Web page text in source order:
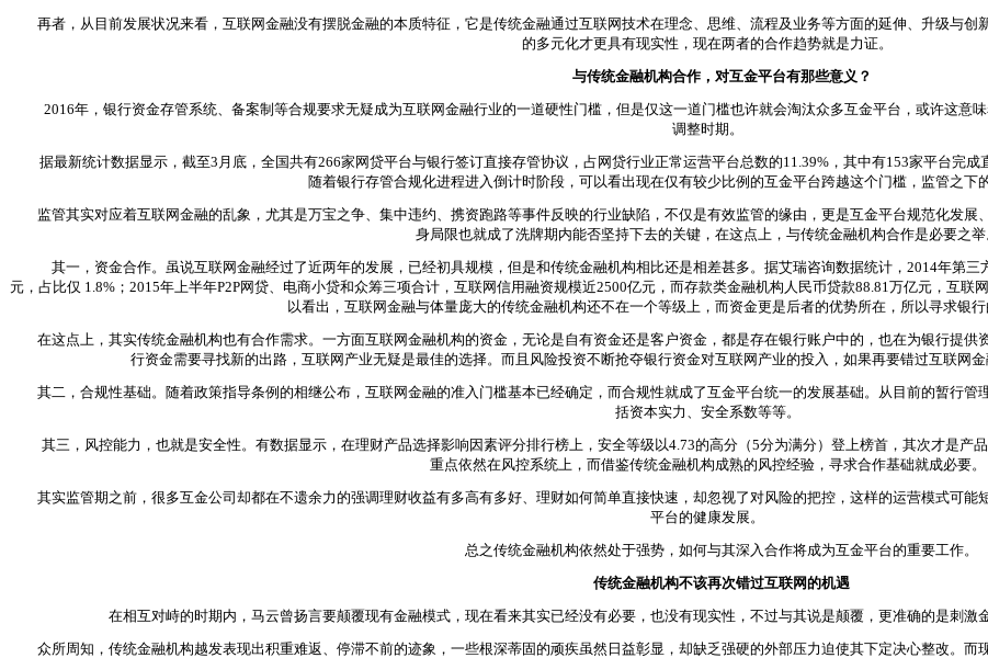
再者，从目前发展状况来看，互联网金融没有摆脱金融的本质特征，它是传统金融通过互联网技术在理念、思维、流程及业务等方面的延伸、升级与创
的多元化才更具有现实性，现在两者的合作趋势就是力证。
与传统金融机构合作，对互金平台有那些意义？
2016年，银行资金存管系统、备案制等合规要求无疑成为互联网金融行业的一道硬性门槛，但是仅这一道门槛也许就会淘汰众多互金平台，或许这意
调整时期。
据最新统计数据显示，截至3月底，全国共有266家网贷平台与银行签订直接存管协议，占网贷行业正常运营平台总数的11.39%，其中有153家平台完成
随着银行存管合规化进程进入倒计时阶段，可以看出现在仅有较少比例的互金平台跨越这个门槛，监管之下
监管其实对应着互联网金融的乱象，尤其是万宝之争、集中违约、携资跑路等事件反映的行业缺陷，不仅是有效监管的缘由，更是互金平台规范化发展
身局限也就成了洗牌期内能否坚持下去的关键，在这点上，与传统金融机构合作是必要之举
其一，资金合作。虽说互联网金融经过了近两年的发展，已经初具规模，但是和传统金融机构相比还是相差甚多。据艾瑞咨询数据统计，2014年第三
元，占比仅 1.8%；2015年上半年P2P网贷、电商小贷和众筹三项合计，互联网信用融资规模近2500亿元，而存款类金融机构人民币贷款88.81万亿元，互
以看出，互联网金融与体量庞大的传统金融机构还不在一个等级上，而资金更是后者的优势所在，所以寻求银行
在这点上，其实传统金融机构也有合作需求。一方面互联网金融机构的资金，无论是自有资金还是客户资金，都是存在银行账户中的，也在为银行提供
行资金需要寻找新的出路，互联网产业无疑是最佳的选择。而且风险投资不断抢夺银行资金对互联网产业的投入，如果再要错过互联网
其二，合规性基础。随着政策指导条例的相继公布，互联网金融的准入门槛基本已经确定，而合规性就成了互金平台统一的发展基础。从目前的暂行管
括资本实力、安全系数等等。
其三，风控能力，也就是安全性。有数据显示，在理财产品选择影响因素评分排行榜上，安全等级以4.73的高分（5分为满分）登上榜首，其次才是产
重点依然在风控系统上，而借鉴传统金融机构成熟的风控经验，寻求合作基础就成必要。
其实监管期之前，很多互金公司却都在不遗余力的强调理财收益有多高有多好、理财如何简单直接快速，却忽视了对风险的把控，这样的运营模式可能
平台的健康发展。
总之传统金融机构依然处于强势，如何与其深入合作将成为互金平台的重要工作。
传统金融机构不该再次错过互联网的机遇
在相互对峙的时期内，马云曾扬言要颠覆现有金融模式，现在看来其实已经没有必要，也没有现实性，不过与其说是颠覆，更准确的是刺激
众所周知，传统金融机构越发表现出积重难返、停滞不前的迹象，一些根深蒂固的顽疾虽然日益彰显，却缺乏强硬的外部压力迫使其下定决心整改。而